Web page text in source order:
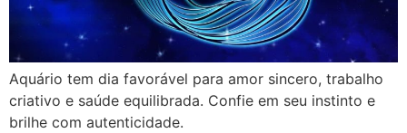
Aquário tem dia favorável para amor sincero, trabalho
criativo e saúde equilibrada. Confie em seu instinto e
brilhe com autenticidade.